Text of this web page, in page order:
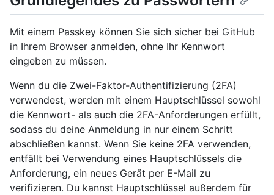
Mit einem Passkey können Sie sich sicher bei GitHub
in Ihrem Browser anmelden, ohne Ihr Kennwort
eingeben zu müssen.
Wenn du die Zwei-Faktor-Authentifizierung (2FA)
verwendest, werden mit einem Hauptschlüssel sowohl
die Kennwort- als auch die 2FA-Anforderungen erfüllt,
sodass du deine Anmeldung in nur einem Schritt
abschließen kannst. Wenn Sie keine 2FA verwenden,
entfällt bei Verwendung eines Hauptschlüssels die
Anforderung, ein neues Gerät per E-Mail zu
verifizieren. Du kannst Hauptschlüssel außerdem für